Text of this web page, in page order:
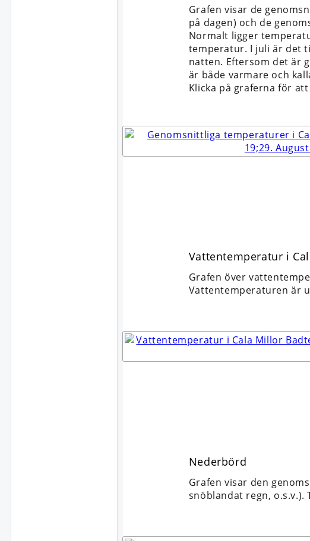
Grafen visar de
på dagen) och de
Normalt ligger
temperatur. I juli är det
natten. Eftersom det är
är både varmare och
Klicka på graferna för
Vattentemperatur i
Grafen över
Vattentemperaturen är
Nederbörd
Grafen visar den
snöblandat regn,